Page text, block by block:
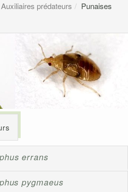
Auxiliaires prédateurs
Punaises
errans
pygmaeus